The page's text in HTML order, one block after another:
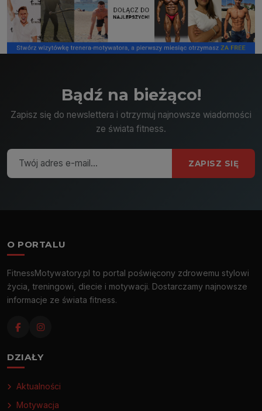
Bądź na bieżąco!
Zapisz się do newslettera i otrzymuj najnowsze wiadomości
ze świata fitness.
ZAPISZ SIĘ
O PORTALU
FitnessMotywatory.pl to portal poświęcony zdrowemu stylowi
życia, treningowi, diecie i motywacji. Dostarczamy najnowsze
informacje ze świata fitness.
DZIAŁY
Aktualności
Motywacja